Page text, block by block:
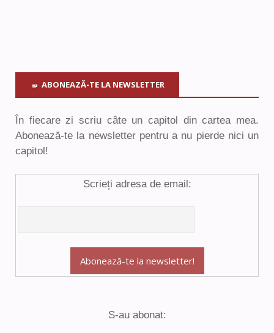
ABONEAZĂ-TE LA NEWSLETTER
În fiecare zi scriu câte un capitol din cartea mea.
Abonează-te la newsletter pentru a nu pierde nici un
capitol!
Scrieți adresa de email:
S-au abonat: